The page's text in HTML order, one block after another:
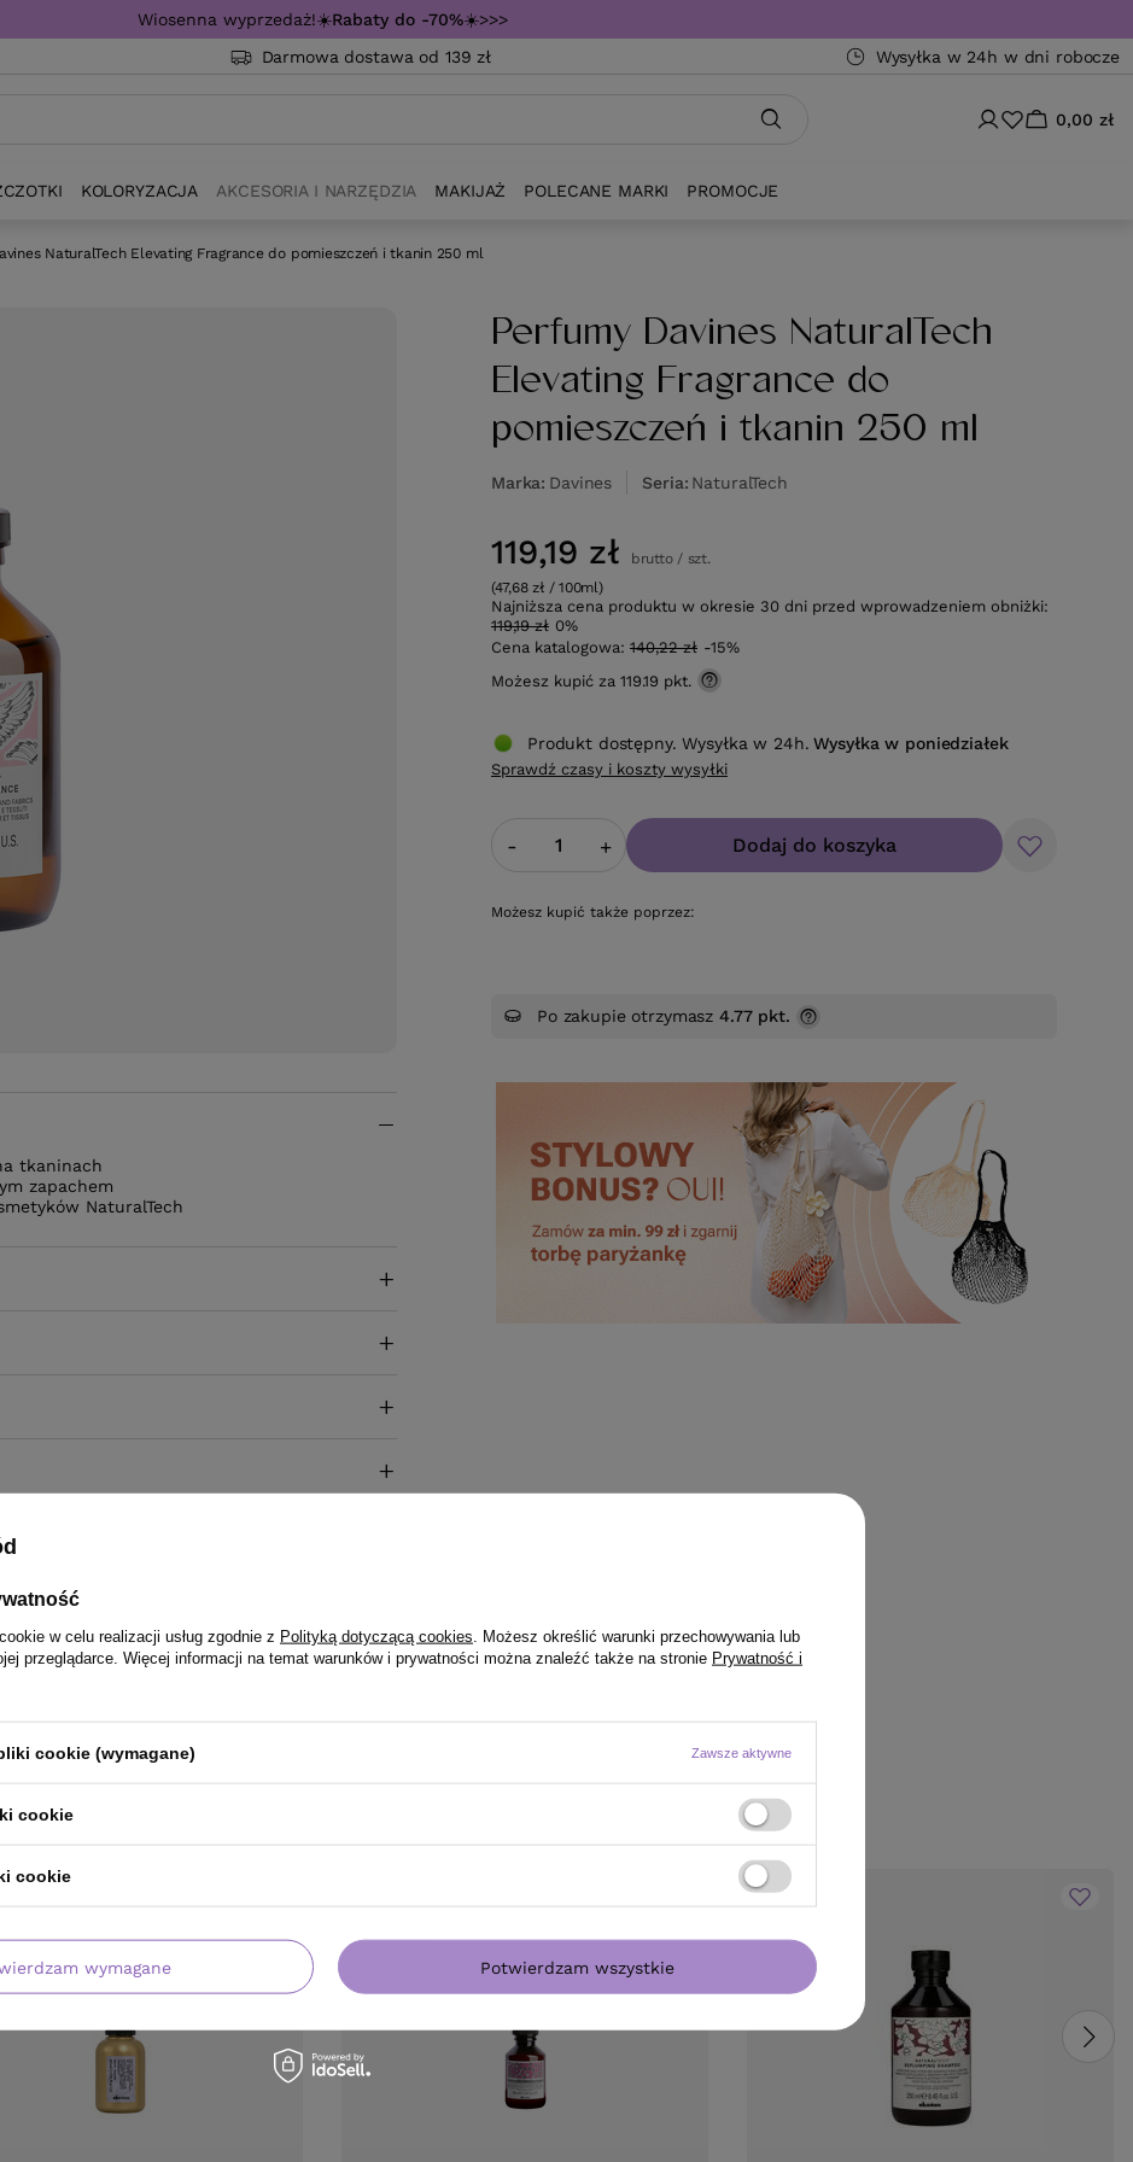
Wiosenna wyprzedaż!☀️Rabaty do -70%☀️>>>
Darmowa dostawa od 139 zł Wysyłka w 24h w dni robocze
0,00 zł
KOLORYZACJA AKCESORIA I NARZĘDZIA MAKIJAŻ POLECANE MARKI PROMOCJE
NaturalTech Elevating Fragrance do pomieszczeń i tkanin 250 ml
Perfumy Davines NaturalTech
Elevating Fragrance do
pomieszczeń i tkanin 250 ml
Marka Davines Seria NaturalTech
119,19 zł brutto/ szt.
(47,68 zł / 100ml)
Najniższa cena produktu w okresie 30 dni przed wprowadzeniem obniżki:
119,19 zł 0%
Cena katalogowa: 140,22 zł -15%
Możesz kupić za 119.19 pkt.
- + Dodaj do koszyka
Możesz kupić także poprzez:
Produkt dostępny. Wysyłka w 24h. Wysyłkaw poniedziałek
Sprawdź czasy i koszty wysyłki
Po zakupie otrzymasz4.77 pkt.
tkaninach
zapachem
NaturalTech
KUPILI TAKŻE
w celu realizacji usług zgodnie z Polityką dotyczącą cookies . Możesz określić warunki przechowywania lub
przeglądarce. Więcej informacji na temat warunków i prywatności można znaleźć także na stronie Prywatność i
cookie (wymagane) Zawsze aktywne
cookie
cookie
wymagane Potwierdzam wszystkie